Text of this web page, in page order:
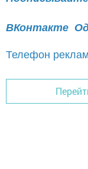
ВКонтакте
Телефон